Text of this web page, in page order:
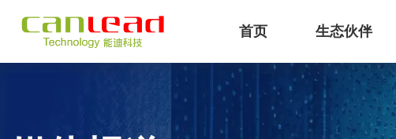
首页 生态伙伴